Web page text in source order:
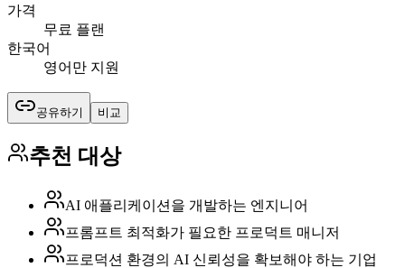
가격
무료 플랜
한국어
영어만 지원
공유하기 비교
추천 대상
AI 애플리케이션을 개발하는 엔지니어
프롬프트 최적화가 필요한 프로덕트 매니저
프로덕션 환경의 AI 신뢰성을 확보해야 하는 기업